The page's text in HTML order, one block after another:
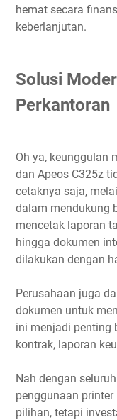
hemat secara
keberlanjutan.
Solusi
Perkantoran
Oh ya, keunggulan
dan Apeos C325z
cetaknya saja,
dalam mendukung
mencetak laporan
hingga dokumen
dilakukan dengan
Perusahaan juga
dokumen untuk
ini menjadi penting
kontrak, laporan
Nah dengan
penggunaan
pilihan, tetapi